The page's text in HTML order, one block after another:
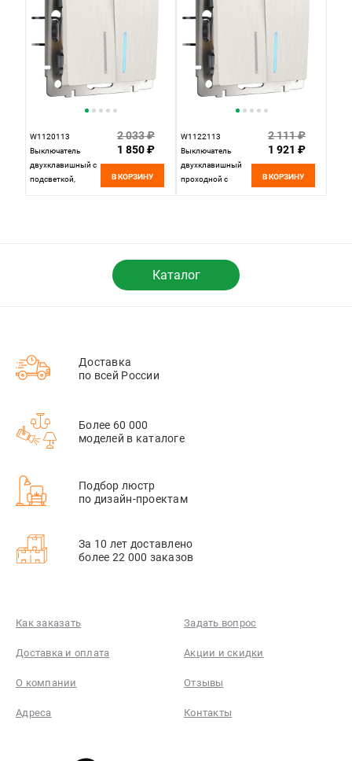
W1120113
Выключатель
двухклавишный с
подсветкой,
2 033 ₽
1 850 ₽
В КОРЗИНУ
W1122113
Выключатель
двухклавишный
проходной с
2 111 ₽
1 921 ₽
В КОРЗИНУ
Каталог
Доставка
по всей России
Более 60 000
моделей в каталоге
Подбор люстр
по дизайн-проектам
За 10 лет доставлено
более 22 000 заказов
Как заказать Задать вопрос
Доставка и оплата Акции и скидки
О компании Отзывы
Адреса Контакты